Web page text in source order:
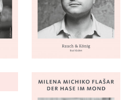
Milena Michiko